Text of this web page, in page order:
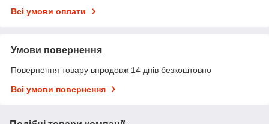
Всі умови оплати
Умови повернення
Повернення товару впродовж 14 днів безкоштовно
Всі умови повернення